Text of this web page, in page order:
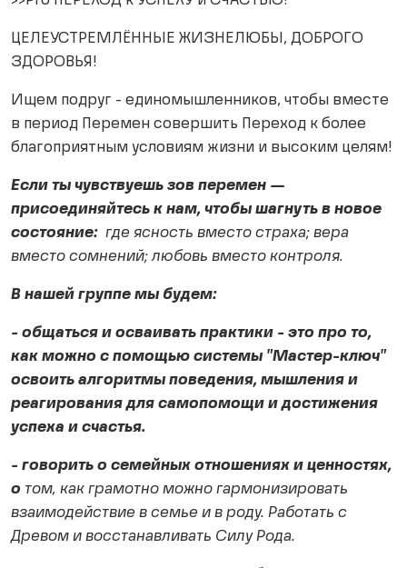
ЦЕЛЕУСТРЕМЛЁННЫЕ ЖИЗНЕЛЮБЫ, ДОБРОГО
ЗДОРОВЬЯ!
Ищем подруг - единомышленников, чтобы вместе
в период Перемен совершить Переход к более
благоприятным условиям жизни и высоким целям!
Если ты чувствуешь зов перемен —
присоединяйтесь к нам, чтобы шагнуть в новое
состояние: где ясность вместо страха; вера
вместо сомнений; любовь вместо контроля.
В нашей группе мы будем:
- общаться и осваивать практики - это про то,
как можно с помощью системы "Мастер-ключ"
освоить алгоритмы поведения, мышления и
реагирования для самопомощи и достижения
успеха и счастья.
- говорить о семейных отношениях и ценностях,
о том, как грамотно можно гармонизировать
взаимодействие в семье и в роду. Работать с
Древом и восстанавливать Силу Рода.